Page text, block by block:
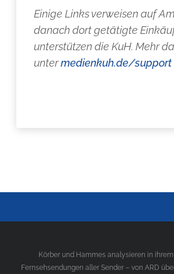
Einige Links verweisen auf
danach dort getätigte
unterstützen die KuH. Mehr
untermedienkuh.de/support
Körber und Hammes analysieren in
Fernsehsendungen aller Sender – von ARD